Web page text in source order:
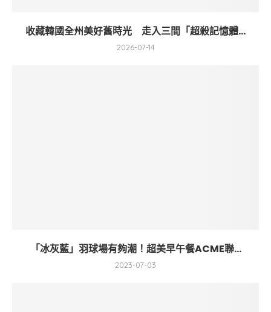
收藏韓國全州美好舊時光 走入三間「超殺記憶體...
2026-07-14
「冰灰藍」羽球場有夠潮！超美早午餐ACME聯...
2023-07-03